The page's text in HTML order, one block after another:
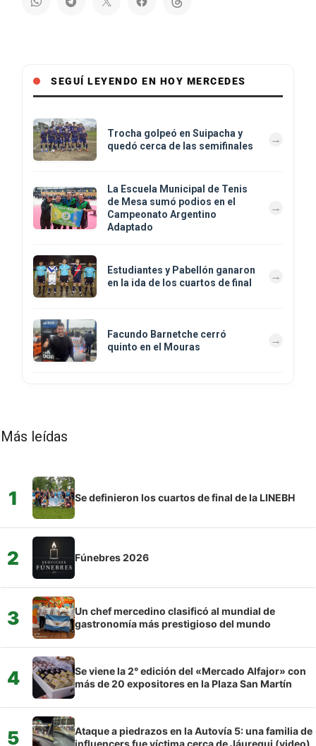
SEGUÍ LEYENDO EN HOY MERCEDES
Trocha golpeó en Suipacha y
quedó cerca de las semifinales
La Escuela Municipal de Tenis
de Mesa sumó podios en el
Campeonato Argentino
Adaptado
Estudiantes y Pabellón ganaron
en la ida de los cuartos de final
Facundo Barnetche cerró
quinto en el Mouras
Más leídas
1 Se definieron los cuartos de final de la LINEBH
2 Fúnebres 2026
3
Un chef mercedino clasificó al mundial de
gastronomía más prestigioso del mundo
4
Se viene la 2° edición del «Mercado Alfajor» con
más de 20 expositores en la Plaza San Martín
5
Ataque a piedrazos en la Autovía 5: una familia de
influencers fue víctima cerca de Jáuregui (video)